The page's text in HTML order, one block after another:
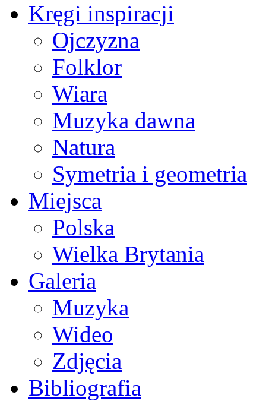
Kręgi inspiracji
Ojczyzna
Folklor
Wiara
Muzyka dawna
Natura
Symetria i geometria
Miejsca
Polska
Wielka Brytania
Galeria
Muzyka
Wideo
Zdjęcia
Bibliografia